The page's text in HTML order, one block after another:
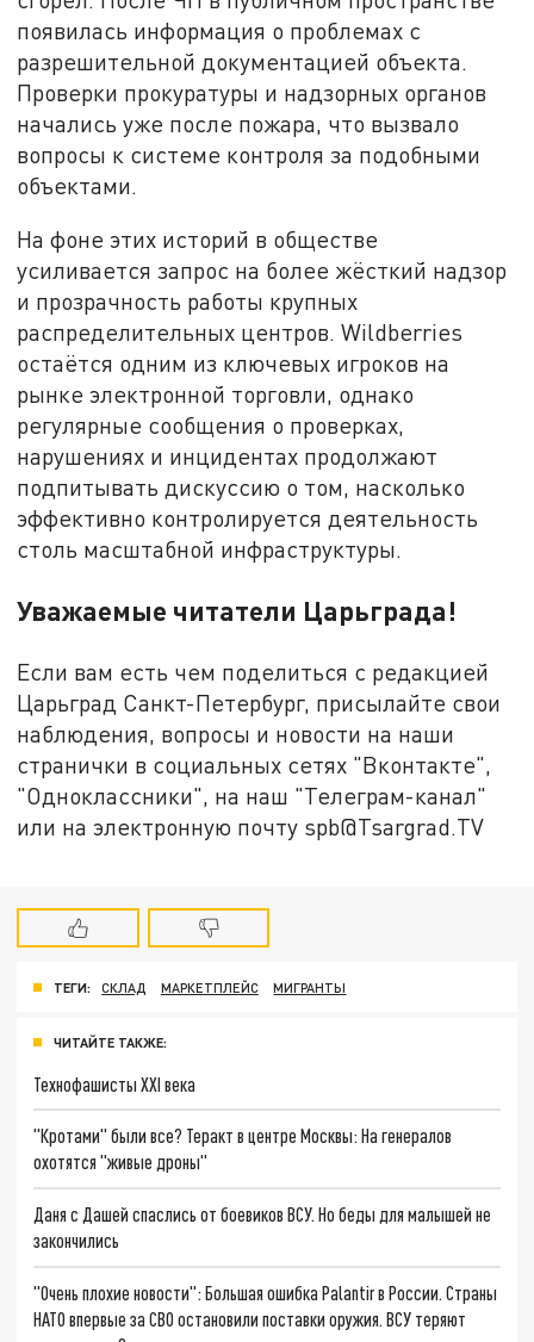
появилась информация о проблемах с
разрешительной документацией объекта.
Проверки прокуратуры и надзорных органов
начались уже после пожара, что вызвало
вопросы к системе контроля за подобными
объектами.
На фоне этих историй в обществе
усиливается запрос на более жёсткий надзор
и прозрачность работы крупных
распределительных центров. Wildberries
остаётся одним из ключевых игроков на
рынке электронной торговли, однако
регулярные сообщения о проверках,
нарушениях и инцидентах продолжают
подпитывать дискуссию о том, насколько
эффективно контролируется деятельность
столь масштабной инфраструктуры.
Уважаемые читатели Царьграда!
Если вам есть чем поделиться с редакцией
Царьград Санкт-Петербург, присылайте свои
наблюдения, вопросы и новости на наши
странички в социальных сетях "Вконтакте",
"Одноклассники", на наш "Телеграм-канал"
или на электронную почту spb@Tsargrad.TV
ТЕГИ: СКЛАД МАРКЕТПЛЕЙС МИГРАНТЫ
ЧИТАЙТЕ ТАКЖЕ:
Технофашисты XXI века
"Кротами" были все? Теракт в центре Москвы: На генералов
охотятся "живые дроны"
Даня с Дашей спаслись от боевиков ВСУ. Но беды для малышей не
закончились
"Очень плохие новости": Большая ошибка Palantir в России. Страны
НАТО впервые за СВО остановили поставки оружия. ВСУ теряют